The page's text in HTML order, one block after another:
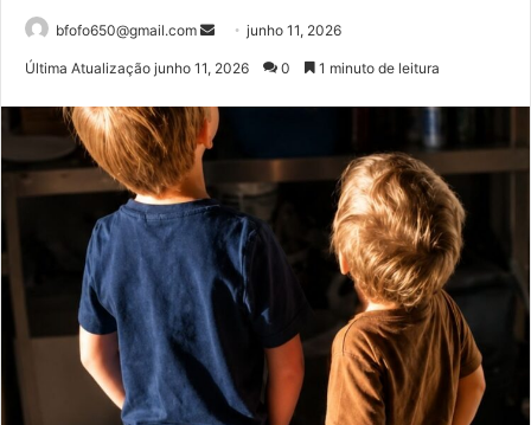
bfofo650@gmail.com
Mande
mail
junho 11, 2026
Última Atualização junho 11, 2026 0 1 minuto de leitura